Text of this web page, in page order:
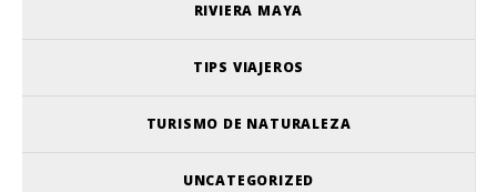
RIVIERA MAYA
TIPS VIAJEROS
TURISMO DE NATURALEZA
UNCATEGORIZED